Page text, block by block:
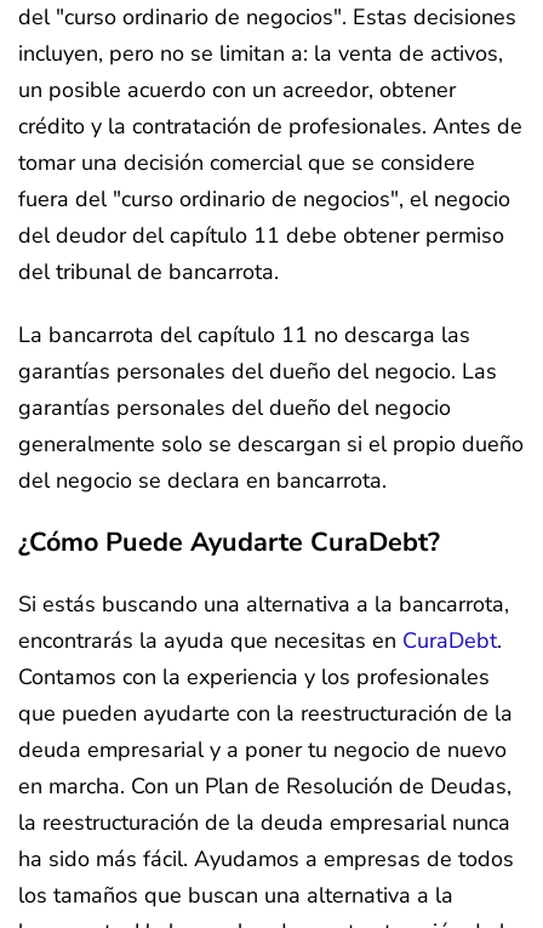
del "curso ordinario de negocios". Estas decisiones
incluyen, pero no se limitan a: la venta de activos,
un posible acuerdo con un acreedor, obtener
crédito y la contratación de profesionales. Antes de
tomar una decisión comercial que se considere
fuera del "curso ordinario de negocios", el negocio
del deudor del capítulo 11 debe obtener permiso
del tribunal de bancarrota.
La bancarrota del capítulo 11 no descarga las
garantías personales del dueño del negocio. Las
garantías personales del dueño del negocio
generalmente solo se descargan si el propio dueño
del negocio se declara en bancarrota.
¿Cómo Puede Ayudarte CuraDebt?
Si estás buscando una alternativa a la bancarrota,
encontrarás la ayuda que necesitas en CuraDebt.
Contamos con la experiencia y los profesionales
que pueden ayudarte con la reestructuración de la
deuda empresarial y a poner tu negocio de nuevo
en marcha. Con un Plan de Resolución de Deudas,
la reestructuración de la deuda empresarial nunca
ha sido más fácil. Ayudamos a empresas de todos
los tamaños que buscan una alternativa a la